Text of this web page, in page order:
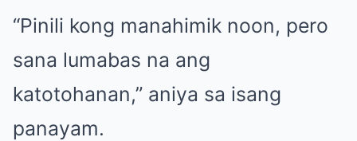
“Pinili kong manahimik noon, pero
sana lumabas na ang
katotohanan,” aniya sa isang
panayam.